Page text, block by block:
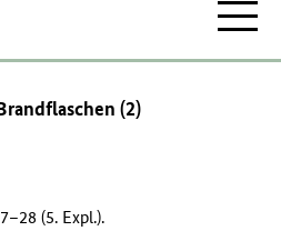
(2)
(5. Expl.).